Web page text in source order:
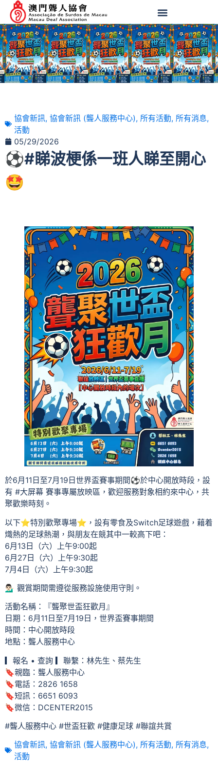
協會新訊, 協會新訊 (聾人服務中心), 所有活動, 所有消息,
活動
05/29/2026
⚽#睇波梗係一班人睇至開心
🤩
於6月11日至7月19日世界盃賽事期間⚽️於中心開放時段，設
有 #大屏幕 賽事專屬放映區，歡迎服務對象相約來中心，共
聚歡樂時刻。
以下⭐特別歡聚專場⭐，設有零食及Switch足球遊戲，藉着
熾熱的足球熱潮，與朋友在競其中一較高下吧：
6月13日（六）上午9:00起
6月27日（六）上午9:30起
7月4日（六）上午9:30起
💁🏻‍♂️ 觀賞期間需遵從服務設施使用守則。
活動名稱：『聾聚世盃狂歡月』
日期：6月11日至7月19日，世界盃賽事期間
時間：中心開放時段
地點：聾人服務中心
▎報名 • 查詢 ▎聯繫：林先生、蔡先生
🔖親臨：聾人服務中心
🔖電話：2826 1658
🔖短訊：6651 6093
🔖微信：DCENTER2015
#聾人服務中心 #世盃狂歡 #健康足球 #聯誼共賞
協會新訊, 協會新訊 (聾人服務中心), 所有活動, 所有消息,
活動